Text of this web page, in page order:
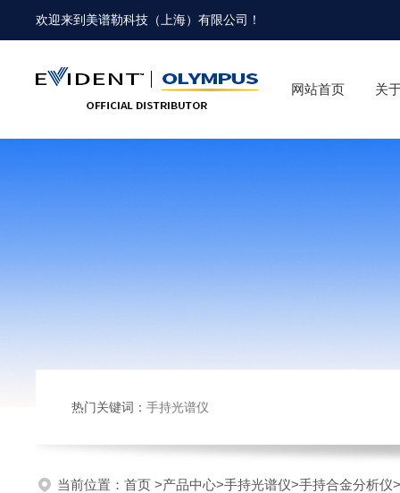
欢迎来到 美谱勒科技（上海）有限公司 ！
网站首页 关
热门关键词： 手持光谱仪
当前位置： 首页 >产品中心>手持光谱仪>手持合金分析仪